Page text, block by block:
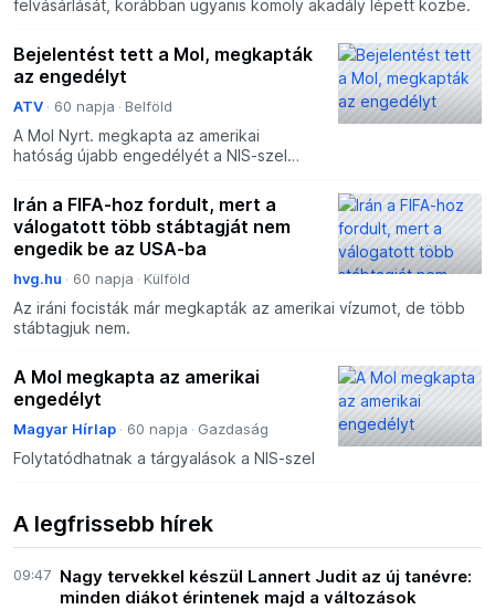
felvásárlását, korábban ugyanis komoly akadály lépett közbe.
Bejelentést tett a Mol, megkapták
az engedélyt
ATV 60 napja Belföld
A Mol Nyrt. megkapta az amerikai
hatóság újabb engedélyét a NIS-szel
közzé a magyar olajtársaság a Budapesti
Értéktőzsde honla
Irán a FIFA-hoz fordult, mert a
válogatott több stábtagját nem
engedik be az USA-ba
hvg.hu 60 napja Külföld
Az iráni focisták már megkapták az amerikai vízumot, de több
stábtagjuk nem.
A Mol megkapta az amerikai
engedélyt
Magyar Hírlap 60 napja Gazdaság
Folytatódhatnak a tárgyalások a NIS-szel
A legfrissebb hírek
09:47 Nagy tervekkel készül Lannert Judit az új tanévre:
minden diákot érintenek majd a változások